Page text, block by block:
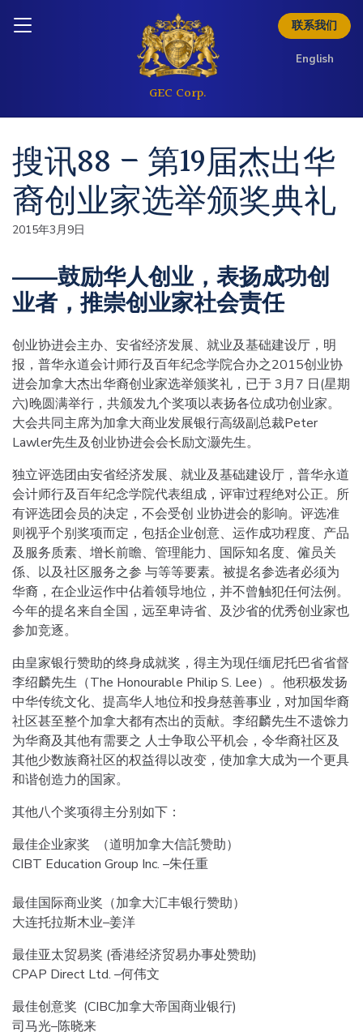
联系我们
English
搜讯88 – 第19届杰出华
裔创业家选举颁奖典礼
2015年3月9日
——鼓励华人创业，表扬成功创
业者，推崇创业家社会责任
创业协进会主办、安省经济发展、就业及基础建设厅，明
报，普华永道会计师行及百年纪念学院合办之2015创业协
进会加拿大杰出华裔创业家选举颁奖礼，已于 3月7 日(星期
六)晚圆满举行，共颁发九个奖项以表扬各位成功创业家。
大会共同主席为加拿大商业发展银行高级副总裁Peter
Lawler先生及创业协进会会长励文灏先生。
独立评选团由安省经济发展、就业及基础建设厅，普华永道
会计师行及百年纪念学院代表组成，评审过程绝对公正。所
有评选团会员的决定，不会受创 业协进会的影响。评选准
则视乎个别奖项而定，包括企业创意、运作成功程度、产品
及服务质素、增长前瞻、管理能力、国际知名度、僱员关
係、以及社区服务之参 与等等要素。被提名参选者必须为
华裔，在企业运作中佔着领导地位，并不曾触犯任何法例。
今年的提名来自全国，远至卑诗省、及沙省的优秀创业家也
参加竞逐。
由皇家银行赞助的终身成就奖，得主为现任缅尼托巴省省督
李绍麟先生（The Honourable Philip S. Lee）。他积极发扬
中华传统文化、提高华人地位和投身慈善事业，对加国华裔
社区甚至整个加拿大都有杰出的贡献。李绍麟先生不遗馀力
为华裔及其他有需要之 人士争取公平机会，令华裔社区及
其他少数族裔社区的权益得以改变，使加拿大成为一个更具
和谐创造力的国家。
其他八个奖项得主分别如下：
最佳企业家奖 （道明加拿大信託赞助）
CIBT Education Group Inc. –朱任重
最佳国际商业奖（加拿大汇丰银行赞助）
大连托拉斯木业–姜洋
最佳亚太贸易奖 (香港经济贸易办事处赞助)
CPAP Direct Ltd. –何伟文
最佳创意奖 (CIBC加拿大帝国商业银行)
司马光–陈晓来
Inquire today